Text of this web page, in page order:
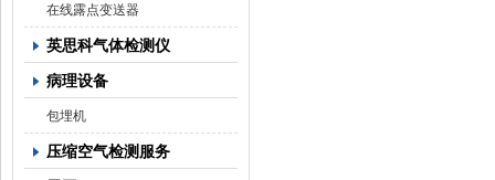
在线露点变送器
英思科气体检测仪
病理设备
包埋机
压缩空气检测服务